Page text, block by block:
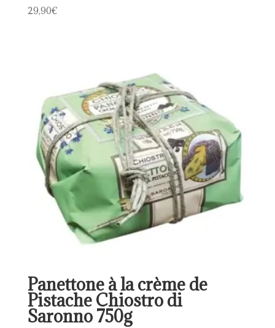
29,90€
Panettone à la crème de
Pistache Chiostro di
Saronno 750g